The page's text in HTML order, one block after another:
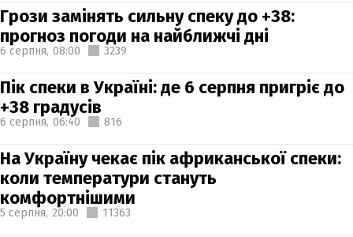
Грози замінять сильну спеку до +38:
прогноз погоди на найближчі дні
6 серпня, 08:00 3239
Пік спеки в Україні: де 6 серпня пригріє до
+38 градусів
6 серпня, 06:40 816
На Україну чекає пік африканської спеки:
коли температури стануть
комфортнішими
5 серпня, 20:00 11363